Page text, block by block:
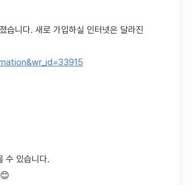
습니다. 새로 가입하실 인터넷은 달라진
수 있습니다.